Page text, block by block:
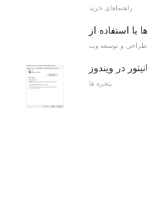
راهنماهای خرید
طراحی و توسعه وب
در ویندوز
پنجره ها